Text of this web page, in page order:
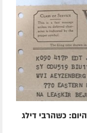
כשהרבי דילג